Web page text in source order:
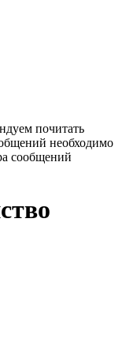
почитать
необходимо
сообщений